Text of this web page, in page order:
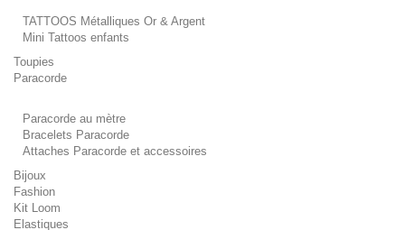
TATTOOS Métalliques Or & Argent
Mini Tattoos enfants
Toupies
Paracorde
Paracorde au mètre
Bracelets Paracorde
Attaches Paracorde et accessoires
Bijoux
Fashion
Kit Loom
Elastiques